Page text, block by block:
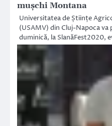
mușchi Montana
Universitatea de Științe
(USAMV) din Cluj-Napoca va
duminică, la SlanăFest2020,